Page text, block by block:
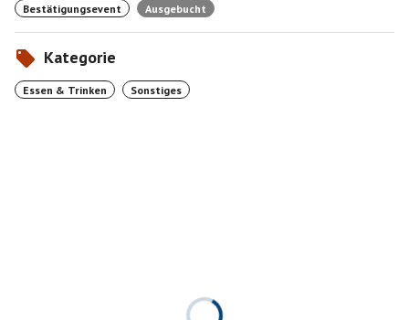
Bestätigungsevent Ausgebucht
Kategorie
Essen & Trinken Sonstiges